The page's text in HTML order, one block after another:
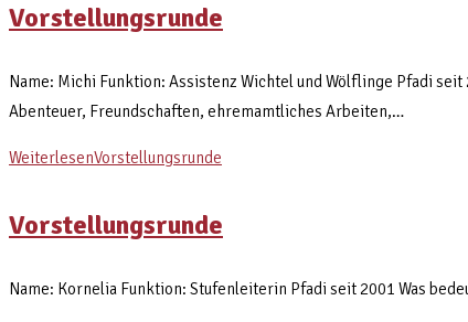
Vorstellungsrunde
Name: Michi Funktion: Assistenz Wichtel und Wölflinge Pfadi
Abenteuer, Freundschaften, ehremamtliches Arbeiten,…
WeiterlesenVorstellungsrunde
Vorstellungsrunde
Name: Kornelia Funktion: Stufenleiterin Pfadi seit 2001 Was